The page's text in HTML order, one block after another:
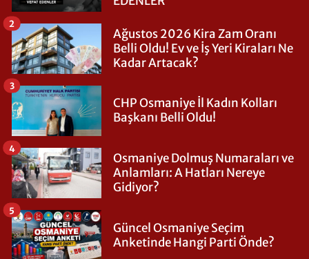
Ağustos 2026 Kira Zam Oranı
Belli Oldu! Ev ve İş Yeri Kiraları Ne
Kadar Artacak?
2
CHP Osmaniye İl Kadın Kolları
Başkanı Belli Oldu!
3
Osmaniye Dolmuş Numaraları ve
Anlamları: A Hatları Nereye
Gidiyor?
4
Güncel Osmaniye Seçim
Anketinde Hangi Parti Önde?
5